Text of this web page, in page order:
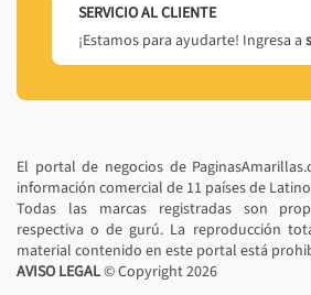
SERVICIO AL CLIENTE
¡Estamos para ayudarte! Ingresa a
El portal de negocios de
información comercial de 11 países de
Todas las marcas registradas son
respectiva o de gurú. La reproducción
material contenido en este portal está
AVISO LEGAL© Copyright2026